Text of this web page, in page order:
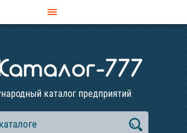
каталог предприятий